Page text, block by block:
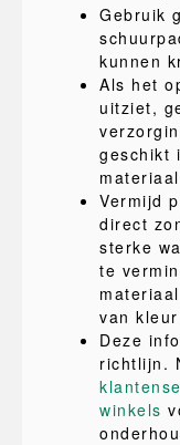
Gebruik
kunnen
Als het
uitziet,
geschikt
Vermijd
direct
sterke
te
van
Deze
richtlijn.
winkels